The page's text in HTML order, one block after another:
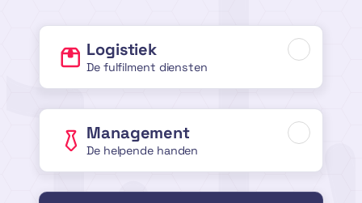
Logistiek
De fulfilment diensten
Management
De helpende handen